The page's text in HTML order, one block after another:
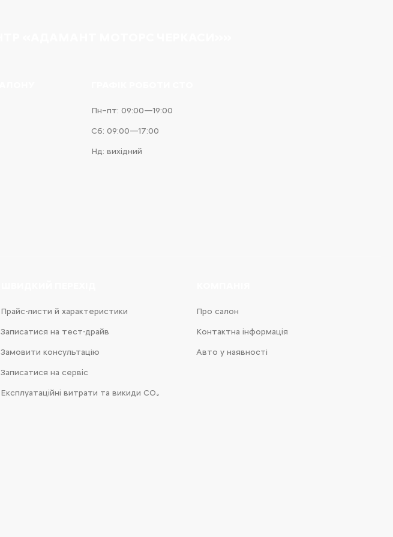
Пн–пт: 09:00—19:00
Сб: 09:00—17:00
Нд: вихідний
Прайс-листи й характеристики
Записатися на тест-драйв
Замовити консультацію
Записатися на сервіс
Експлуатаційні витрати та викиди CO₂
Про салон
Контактна інформація
Авто у наявності